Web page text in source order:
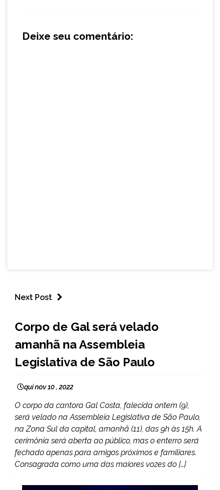
Deixe seu comentário:
Next Post
NOTÍCIAS
Corpo de Gal será velado
amanhã na Assembleia
Legislativa de São Paulo
qui nov 10 , 2022
O corpo da cantora Gal Costa, falecida ontem (9),
será velado na Assembleia Legislativa de São Paulo,
na Zona Sul da capital, amanhã (11), das 9h às 15h. A
cerimônia será aberta ao público, mas o enterro será
fechado apenas para amigos próximos e familiares.
Consagrada como uma das maiores vozes do […]